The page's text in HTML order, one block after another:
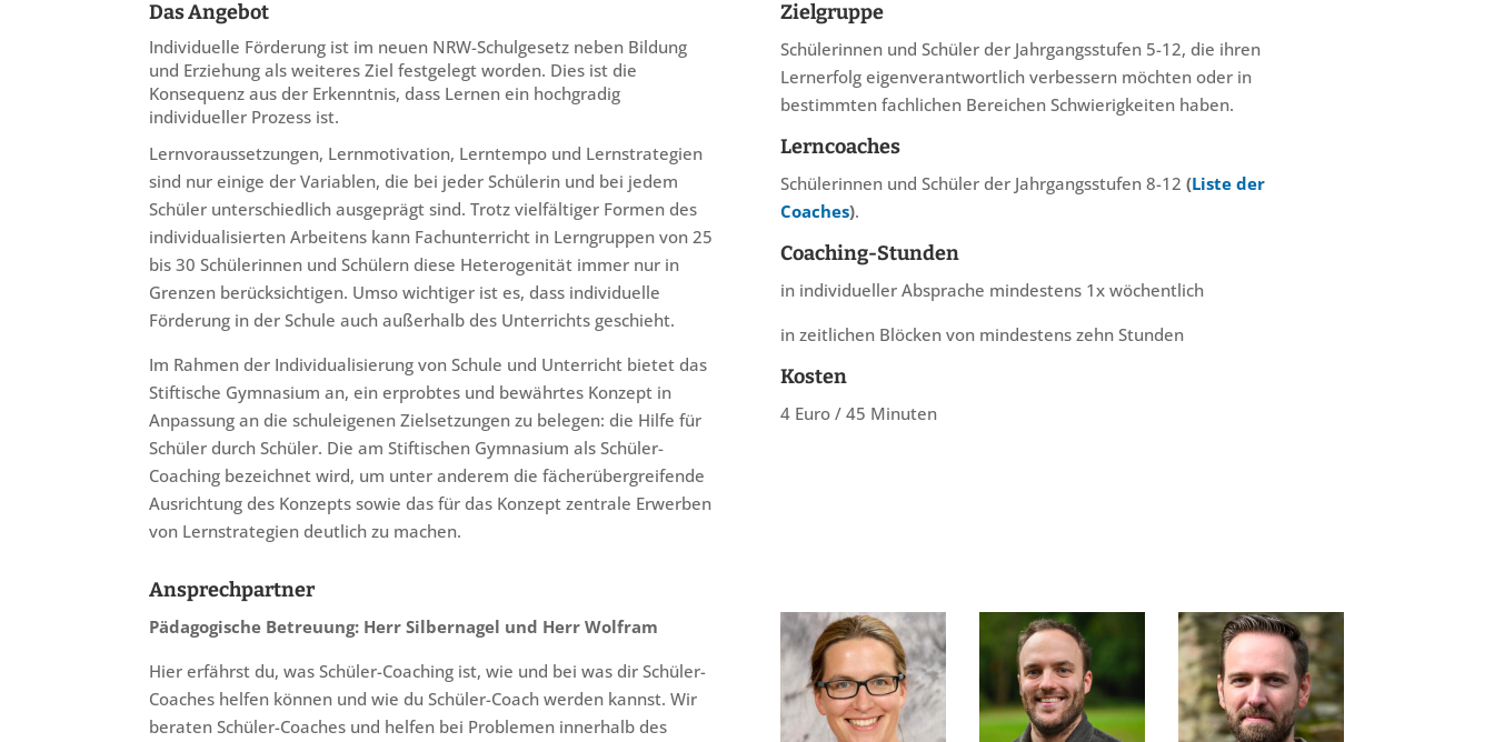
Das Angebot
Individuelle Förderung ist im neuen NRW-Schulgesetz neben Bildung
und Erziehung als weiteres Ziel festgelegt worden. Dies ist die
Konsequenz aus der Erkenntnis, dass Lernen ein hochgradig
individueller Prozess ist.
Lernvoraussetzungen, Lernmotivation, Lerntempo und Lernstrategien
sind nur einige der Variablen, die bei jeder Schülerin und bei jedem
Schüler unterschiedlich ausgeprägt sind. Trotz vielfältiger Formen des
individualisierten Arbeitens kann Fachunterricht in Lerngruppen von 25
bis 30 Schülerinnen und Schülern diese Heterogenität immer nur in
Grenzen berücksichtigen. Umso wichtiger ist es, dass individuelle
Förderung in der Schule auch außerhalb des Unterrichts geschieht.
Im Rahmen der Individualisierung von Schule und Unterricht bietet das
Stiftische Gymnasium an, ein erprobtes und bewährtes Konzept in
Anpassung an die schuleigenen Zielsetzungen zu belegen: die Hilfe für
Schüler durch Schüler. Die am Stiftischen Gymnasium als Schüler-
Coaching bezeichnet wird, um unter anderem die fächerübergreifende
Ausrichtung des Konzepts sowie das für das Konzept zentrale Erwerben
von Lernstrategien deutlich zu machen.
Zielgruppe
Schülerinnen und Schüler der Jahrgangsstufen 5-12, die ihren
Lernerfolg eigenverantwortlich verbessern möchten oder in
bestimmten fachlichen Bereichen Schwierigkeiten haben.
Lerncoaches
Schülerinnen und Schüler der Jahrgangsstufen 8-12 (Liste der
Coaches).
Coaching-Stunden
in individueller Absprache mindestens 1x wöchentlich
in zeitlichen Blöcken von mindestens zehn Stunden
Kosten
4 Euro / 45 Minuten
Ansprechpartner
Pädagogische Betreuung: Herr Silbernagel und Herr Wolfram
Hier erfährst du, was Schüler-Coaching ist, wie und bei was dir Schüler-
Coaches helfen können und wie du Schüler-Coach werden kannst. Wir
beraten Schüler-Coaches und helfen bei Problemen innerhalb des